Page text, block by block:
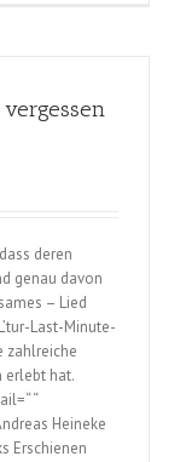
deren
genau davon
– Lied
Last-Minute-
zahlreiche
erlebt hat.
“
Heineke
Erschienen